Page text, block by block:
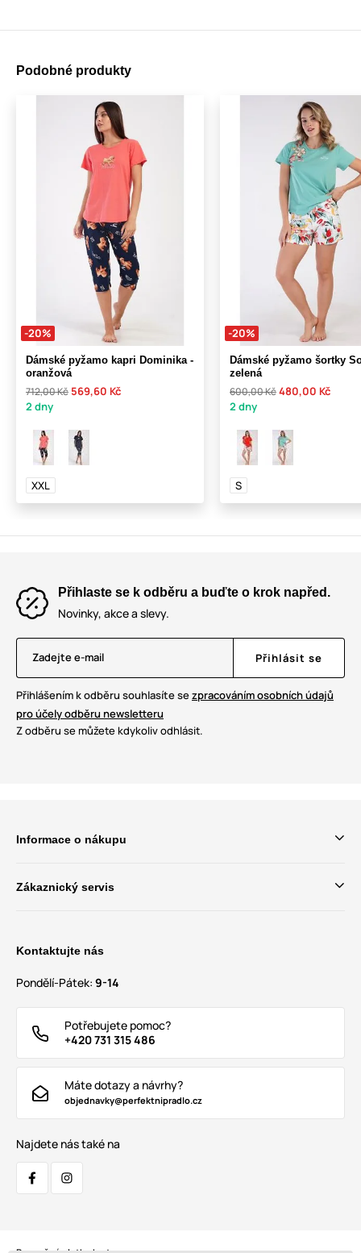
Podobné produkty
-20%
Dámské pyžamo kapri Dominika -
oranžová
712,00 Kč 569,60 Kč
2 dny
XXL
-20%
Dámské pyžamo šortky
zelená
600,00 Kč480,00 Kč
2 dny
S
Přihlaste se k odběru a buďte o krok napřed.
Novinky, akce a slevy.
Zadejte e-mail Přihlásit se
Přihlášením k odběru souhlasíte sezpracováním osobních údajů
pro účely odběru newsletteru
Z odběru se můžete kdykoliv odhlásit.
Informace o nákupu
Zákaznický servis
Kontaktujte nás
Pondělí-Pátek: 9-14
Potřebujete pomoc?
+420 731 315 486
Máte dotazy a návrhy?
objednavky@perfektnipradlo.cz
Najdete nás také na